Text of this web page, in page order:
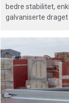
bedre stabilitet,
galvaniserte